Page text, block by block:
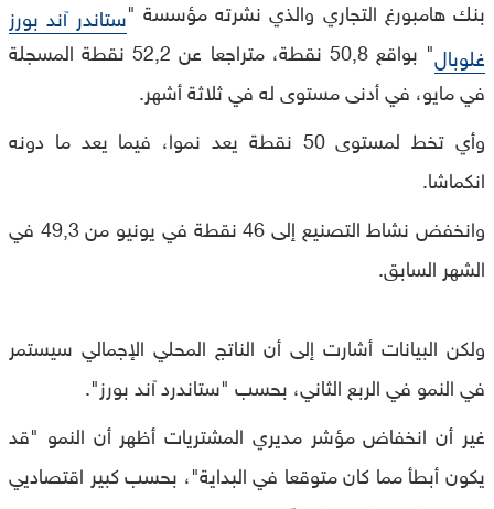
بنك هامبورغ التجاري والذي نشرته مؤسسة "ستاندر آند بورز
غلوبال
" بواقع 50,8 نقطة، متراجعا عن 52,2 نقطة المسجلة
في مايو، في أدنى مستوى له في ثلاثة أشهر.
وأي تخط لمستوى 50 نقطة يعد نموا، فيما يعد ما دونه
انكماشا.
وانخفض نشاط التصنيع إلى 46 نقطة في يونيو من 49,3 في
الشهر السابق.
ولكن البيانات أشارت إلى أن الناتج المحلي الإجمالي سيستمر
في النمو في الربع الثاني، بحسب "ستاندرد آند بورز".
غير أن انخفاض مؤشر مديري المشتريات أظهر أن النمو "قد
يكون أبطأ مما كان متوقعا في البداية"، بحسب كبير اقتصاديي